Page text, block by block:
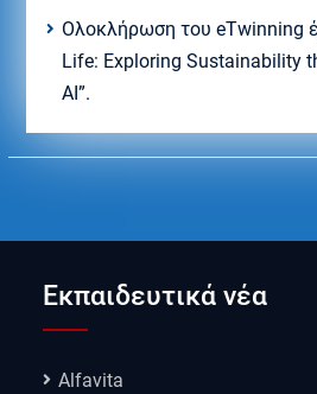
Ολοκλήρωση του eTwinning
Life: Exploring Sustainability
AI”.
Εκπαιδευτικά νέα
Alfavita